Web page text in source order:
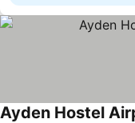
Ayden Hostel